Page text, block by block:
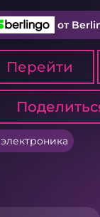
от
Перейти